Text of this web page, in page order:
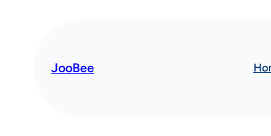
JooBee